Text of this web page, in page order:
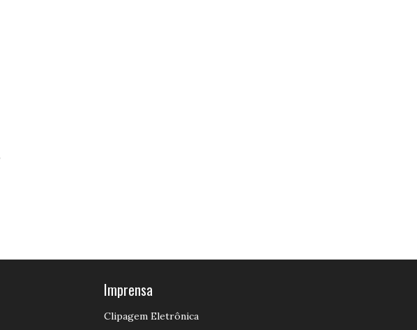
Imprensa
Clipagem Eletrônica